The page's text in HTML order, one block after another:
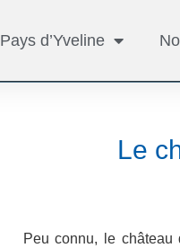
Pays d’Yveline
Le
Peu connu, le